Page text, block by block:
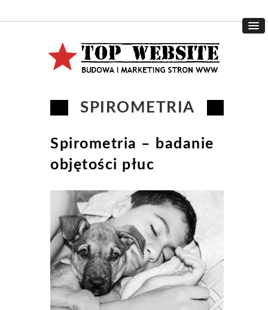
SPIROMETRIA
Spirometria – badanie
objętości płuc